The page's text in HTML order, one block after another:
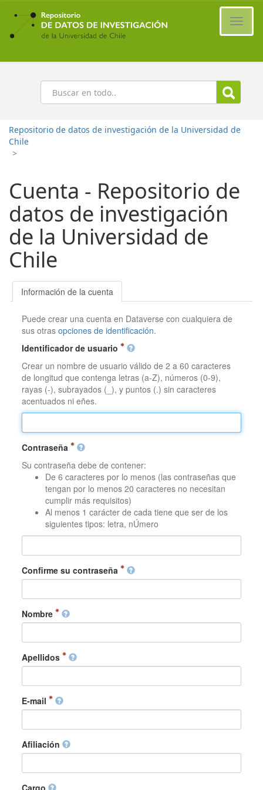
Ir
contenido
principal
Buscar
Repositorio de datos de investigación de la Universidad de
Chile
>
Cuenta - Repositorio de
datos de investigación
de la Universidad de
Chile
Información de la cuenta
Puede crear una cuenta en Dataverse con cualquiera de
sus otrasopciones de identificación.
Identificador de usuario
Crear un nombre de usuario válido de 2 a 60 caracteres
de longitud que contenga letras (a-Z), números (0-9),
rayas (-), subrayados (_), y puntos (.) sin caracteres
acentuados ni eñes.
Contraseña
Su contraseña debe de contener:
De 6 caracteres por lo menos (las contraseñas que
tengan por lo menos 20 caracteres no necesitan
cumplir más requisitos)
Al menos 1 carácter de cada tiene que ser de los
siguientes tipos: letra, nÚmero
Confirme su contraseña
Nombre
Apellidos
E-mail
Afiliación
Cargo